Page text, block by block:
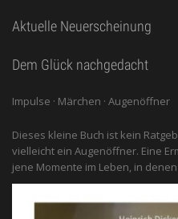
Aktuelle Neuerscheinung
Dem Glück nachgedacht
Impulse · Märchen · Augenöffner
Dieses kleine Buch ist kein
vielleicht ein Augenöffner. Eine
jene Momente im Leben, in